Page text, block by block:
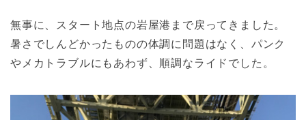
無事に、スタート地点の岩屋港まで戻ってきました。
暑さでしんどかったものの体調に問題はなく、パンク
やメカトラブルにもあわず、順調なライドでした。